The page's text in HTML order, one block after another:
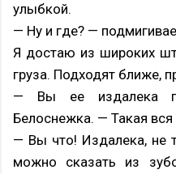
улыбкой.
— Ну и где? —
Я достаю из широких
груза. Подходят ближе,
— Вы ее издалека
Белоснежка. — Такая
— Вы что! Издалека, не
можно сказать из